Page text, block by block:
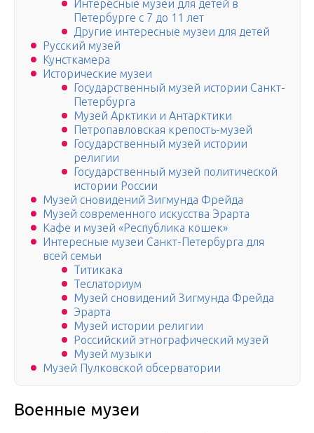
Интересные музеи для детей в
Петербурге с 7 до 11 лет
Другие интересные музеи для детей
Русский музей
Кунсткамера
Исторические музеи
Государственный музей истории Санкт-
Петербурга
Музей Арктики и Антарктики
Петропавловская крепость-музей
Государственный музей истории
религии
Государственный музей политической
истории России
Музей сновидений Зигмунда Фрейда
Музей современного искусства Эрарта
Кафе и музей «Республика кошек»
Интересные музеи Санкт-Петербурга для
всей семьи
Титикака
Теслаториум
Музей сновидений Зигмунда Фрейда
Эрарта
Музей истории религии
Российский этнографический музей
Музей музыки
Музей Пулковской обсерватории
Военные музеи